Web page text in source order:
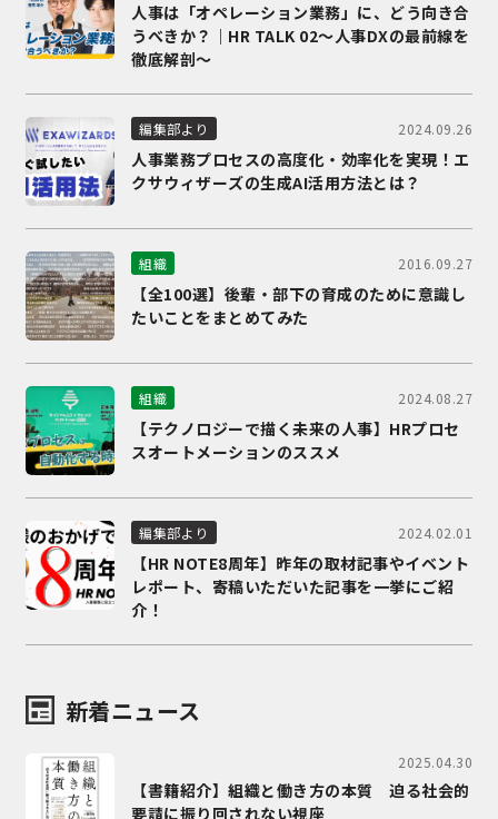
人事は「オペレーション業務」に、どう向き合
うべきか？｜HR TALK 02～人事DXの最前線を
徹底解剖～
編集部より 2024.09.26
人事業務プロセスの高度化・効率化を実現！エ
クサウィザーズの生成AI活用方法とは？
組織 2016.09.27
【全100選】後輩・部下の育成のために意識し
たいことをまとめてみた
組織 2024.08.27
【テクノロジーで描く未来の人事】HRプロセ
スオートメーションのススメ
編集部より 2024.02.01
【HR NOTE8周年】昨年の取材記事やイベント
レポート、寄稿いただいた記事を一挙にご紹
介！
新着ニュース
2025.04.30
【書籍紹介】組織と働き方の本質 迫る社会的
要請に振り回されない視座